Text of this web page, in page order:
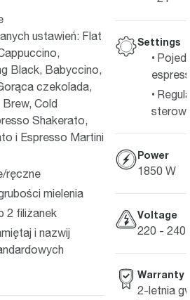
ustawień: Flat
Black, Babyccino,
czekolada,
Cold
Shakerato,
i Espresso Martini
ręczne
mielenia
2 filiżanek
i nazwij
Settings
Power
1850 W
Voltage
220 - 240
Warranty
2-letnia